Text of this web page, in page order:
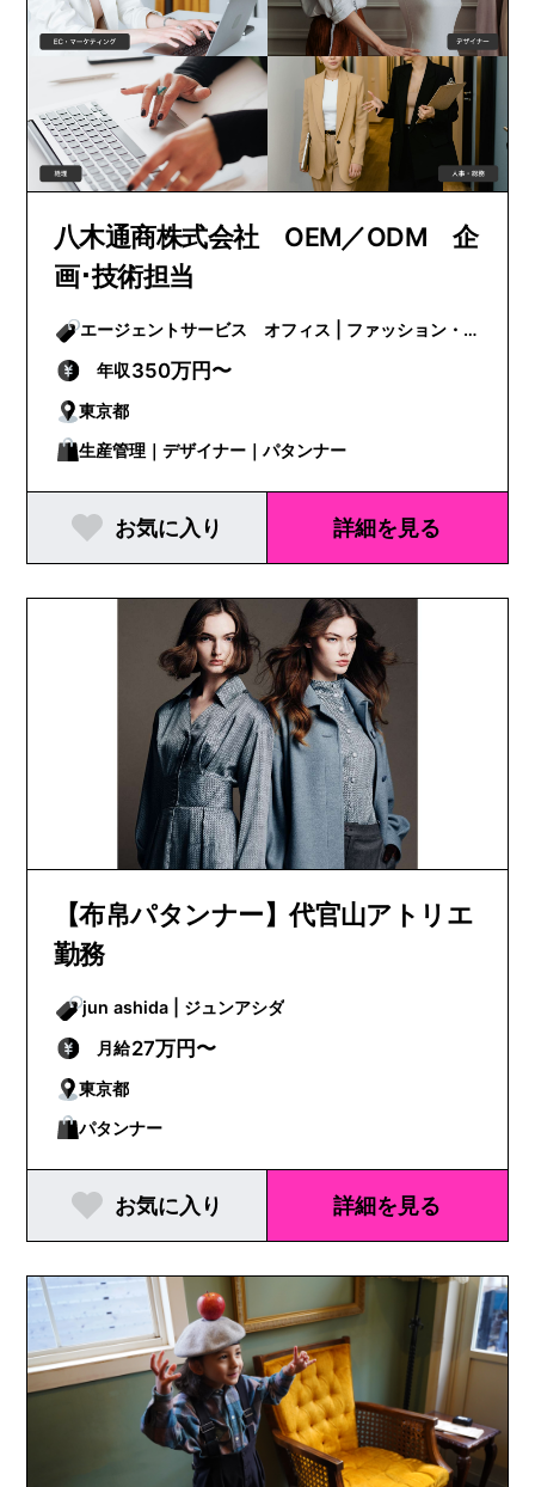
八木通商株式会社 OEM／ODM 企
画･技術担当
エージェントサービス オフィス | ファッション・
ビューティー
年収350万円〜
東京都
生産管理｜デザイナー｜パタンナー
お気に入り 詳細を見る
【布帛パタンナー】代官山アトリエ
勤務
jun ashida | ジュンアシダ
月給27万円〜
東京都
パタンナー
お気に入り 詳細を見る